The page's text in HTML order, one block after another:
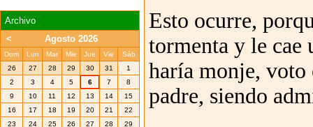
Esto ocurre,
tormenta y le cae
haría monje, voto
padre, siendo
Archivo
<
Agosto 2026
Dom Lun Mar Mie Jue Vie
Sáb
26
27 28 29 30 31
1
2
3 4 5 6 7
8
9
10 11 12 13 14
15
16
17 18 19 20 21
22
23
24 25 26 27 28
29